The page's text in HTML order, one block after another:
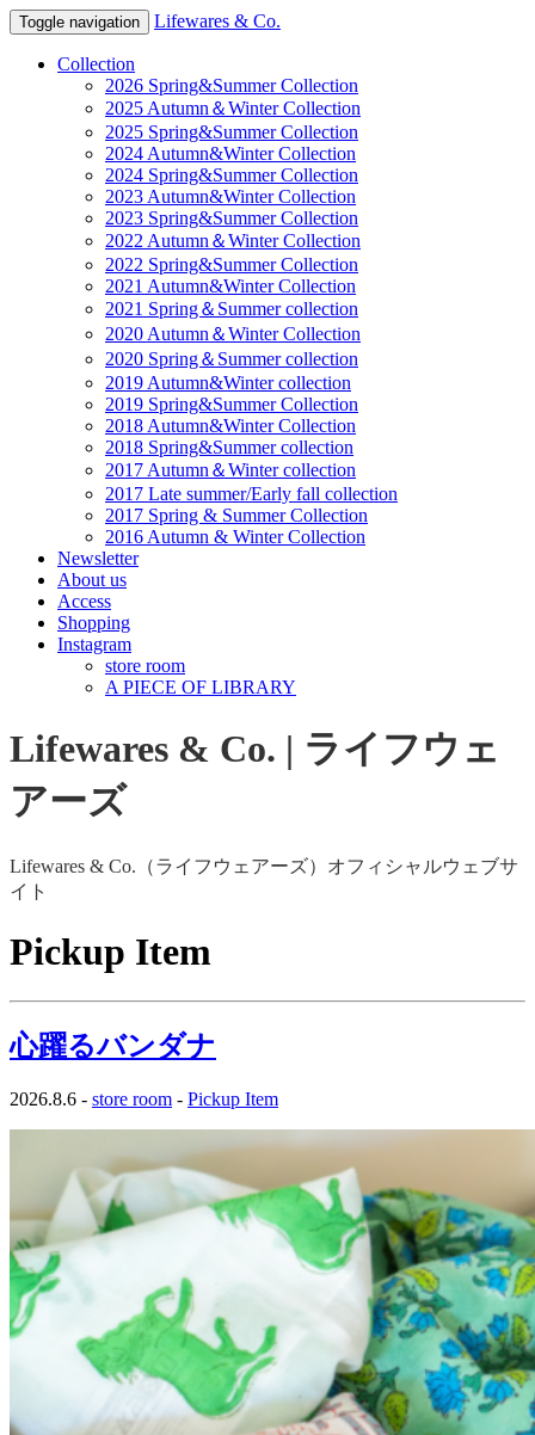
Toggle navigation Lifewares & Co.
Collection
2026 Spring&Summer Collection
2025 Autumn＆Winter Collection
2025 Spring&Summer Collection
2024 Autumn&Winter Collection
2024 Spring&Summer Collection
2023 Autumn&Winter Collection
2023 Spring&Summer Collection
2022 Autumn＆Winter Collection
2022 Spring&Summer Collection
2021 Autumn&Winter Collection
2021 Spring＆Summer collection
2020 Autumn＆Winter Collection
2020 Spring＆Summer collection
2019 Autumn&Winter collection
2019 Spring&Summer Collection
2018 Autumn&Winter Collection
2018 Spring&Summer collection
2017 Autumn＆Winter collection
2017 Late summer/Early fall collection
2017 Spring & Summer Collection
2016 Autumn & Winter Collection
Newsletter
About us
Access
Shopping
Instagram
store room
A PIECE OF LIBRARY
Lifewares & Co. | ライフウェ
アーズ
Lifewares & Co.（ライフウェアーズ）オフィシャルウェブサ
イト
Pickup Item
心躍るバンダナ
2026.8.6 - store room - Pickup Item